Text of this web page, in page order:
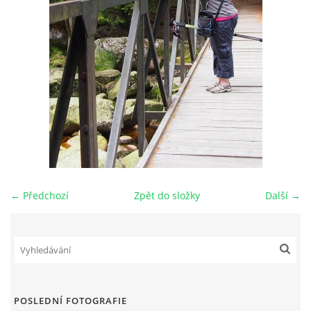
HANIEL SELF HEALING - SEMINÁŘE
CVIČENÍ - PILATES, JÓGA, FITNESS, DĚTSKÉ CVIČENÍ,
SENIOŘI ...
CVIČENÍ VE VODĚ
PLAVÁNÍ KOJENCŮ, BATOLAT A PŘEDŠKOLNÍCH DĚTÍ
SPORTOVNÍ A REKONDIČNÍ MASÁŽ
MANUÁLNÍ LYMFODRENÁŽ
← Předchozí Další →
Zpět do složky
POSLEDNÍ FOTOGRAFIE